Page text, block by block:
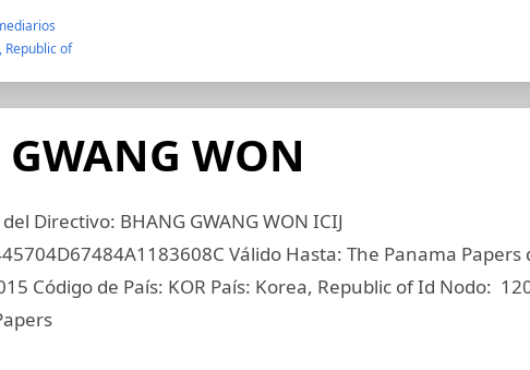
Republic of
WON
Directivo: BHANG GWANG WON ICIJ
Válido Hasta: The Panama Papers
Código de País: KOR País: Korea, Republic of Id Nodo: